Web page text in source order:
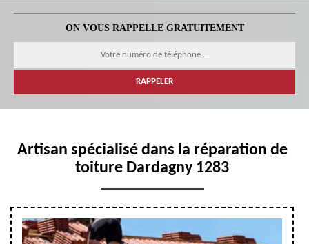
ON VOUS RAPPELLE GRATUITEMENT
Artisan spécialisé dans la réparation de
toiture Dardagny 1283